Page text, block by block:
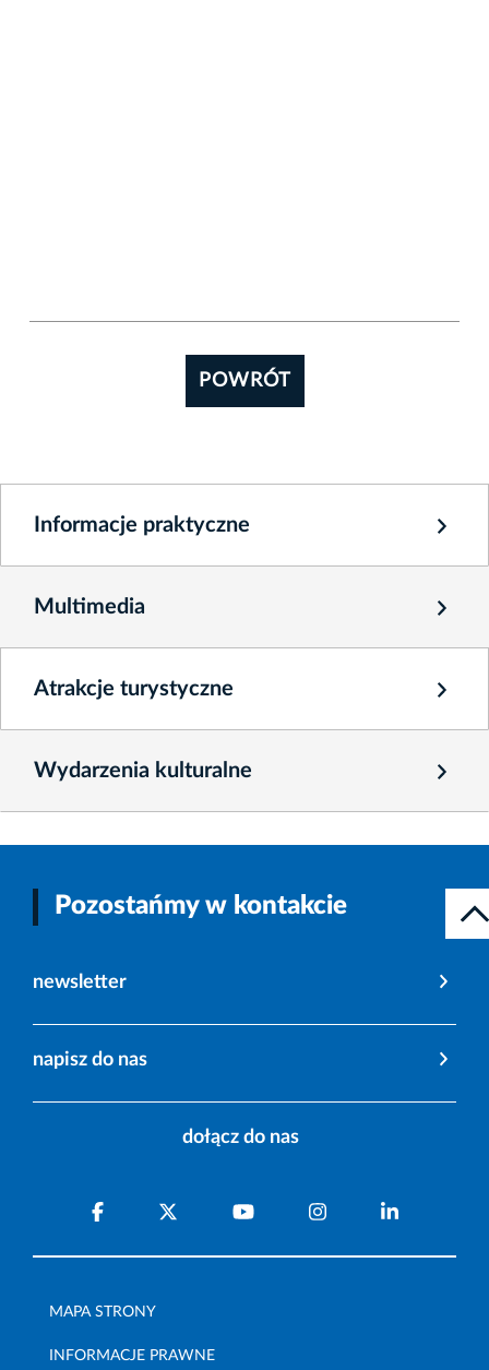
POWRÓT
Informacje praktyczne
Multimedia
Atrakcje turystyczne
Wydarzenia kulturalne
Pozostańmy w kontakcie
newsletter
napisz do nas
dołącz do nas
MAPA STRONY
INFORMACJE PRAWNE